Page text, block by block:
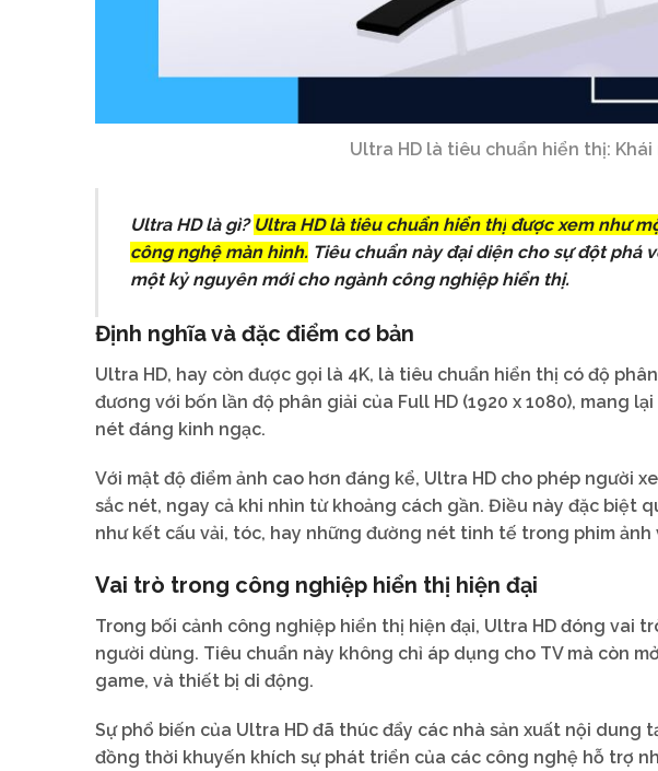
Ultra HD là tiêu chuẩn hiển thị:
Ultra HD là gì? Ultra HD là tiêu chuẩn hiển thịđược xem như
công nghệ màn hình. Tiêu chuẩn này đại diện cho sự đột phá
một kỷ nguyên mới cho ngành công nghiệp hiển thị.
Định nghĩa và đặc điểm cơ bản
Ultra HD, hay còn được gọi là 4K, là tiêu chuẩn hiển thị có độ
đương với bốn lần độ phân giải của Full HD (1920 x 1080), mang
nét đáng kinh ngạc.
Với mật độ điểm ảnh cao hơn đáng kể, Ultra HD cho phép người
sắc nét, ngay cả khi nhìn từ khoảng cách gần. Điều này đặc biệt
như kết cấu vải, tóc, hay những đường nét tinh tế trong phim ảnh
Vai trò trong công nghiệp hiển thị hiện đại
Trong bối cảnh công nghiệp hiển thị hiện đại, Ultra HD đóng vai
người dùng. Tiêu chuẩn này không chỉ áp dụng cho TV mà còn
game, và thiết bị di động.
Sự phổ biến của Ultra HD đã thúc đẩy các nhà sản xuất nội dung
đồng thời khuyến khích sự phát triển của các công nghệ hỗ trợ